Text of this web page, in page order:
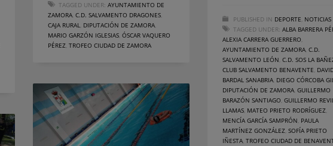
TAGGED UNDER: AYUNTAMIENTO DE
ZAMORA, C.D. SALVAMENTO DRAGONES,
CAJA RURAL, DIPUTACIÓN DE ZAMORA,
MARIO GARZÓN IGLESIAS, ÓSCAR VAQUERO
PÉREZ, TROFEO CIUDAD DE ZAMORA
PUBLISHED IN DEPORTE, NOTICIAS
TAGGED UNDER: ALBA BARRERA
ALEXIA CARRERA GUERRERO,
AYUNTAMIENTO DE ZAMORA, C.D.
SALVAMENTO LEÓN, C.D. SOS LA
CLUB SALVAMENTO BENAVENTE,
BARDAL SANABRIA, DIEGO CÓRCOBA
DIPUTACIÓN DE ZAMORA, GUILLERMO
BARAZÓN SANTIAGO, GUILLERMO
LLAMAS, MATEO PRIETO RODRÍGUEZ,
MENCÍA GARCÍA SAMPRÓN, PAULA
MARTÍNEZ GONZÁLEZ, SOFÍA PRIETO
IÑESTA, TROFEO CIUDAD DE